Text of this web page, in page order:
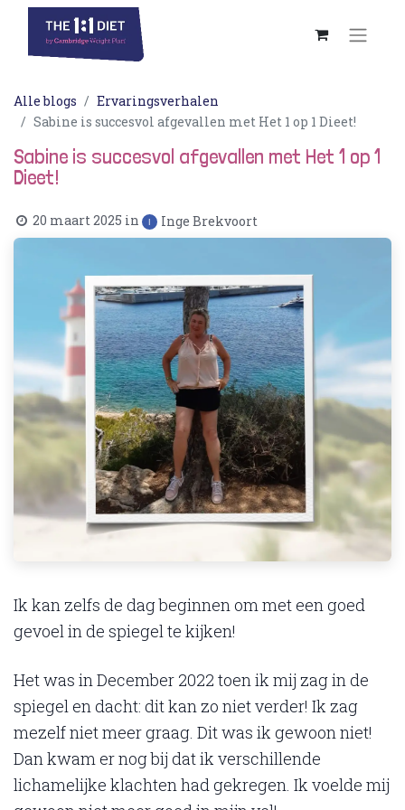
Alle blogs
Ervaringsverhalen
Sabine is succesvol afgevallen met Het 1 op 1 Dieet!
Sabine is succesvol afgevallen met Het 1 op 1
Dieet!
20 maart 2025 in Inge Brekvoort
Ik kan zelfs de dag beginnen om met een goed
gevoel in de spiegel te kijken!
Het was in December 2022 toen ik mij zag in de
spiegel en dacht: dit kan zo niet verder! Ik zag
mezelf niet meer graag. Dit was ik gewoon niet!
Dan kwam er nog bij dat ik verschillende
lichamelijke klachten had gekregen. Ik voelde mij